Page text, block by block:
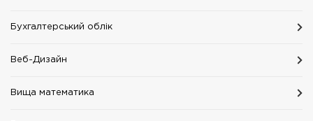
Бухгалтерський облік
Веб-Дизайн
Вища математика